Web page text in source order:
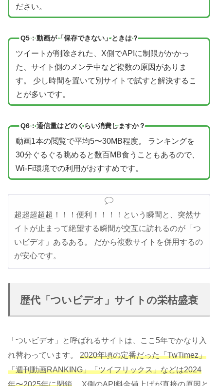
ださい。
Q5：動画が「保存できない」ときは？
ツイートが削除された、X側でAPIに制限がかかっ
た、サイト側のメンテ中など複数の原因がありま
す。 少し時間を置いて別サイトで試すと解決するこ
とが多いです。
Q6：通信量はどのくらい消費しますか？
動画1本の閲覧で平均5〜30MB程度。 ランキングを
30分ぐるぐる眺めると数百MB食うこともあるので、
Wi-Fi環境での利用がおすすめです。
超超超超超！！！便利！！！！という瞬間と、突然サ
イトが止まって絶望する瞬間が交互に訪れるのが「つ
いビデオ」あるある。 だから複数サイトを併用するの
が安心です。
歴代「ついビデオ」サイトの栄枯盛衰
「ついビデオ」と呼ばれるサイトは、ここ5年でかなり入
れ替わっています。 2020年頃の定番だった「TwTimez」
「週刊動画RANKING」「ツイフリックス」などは2024
年〜2025年に閉鎖 。 X側のAPI料金値上げが直接の原因と